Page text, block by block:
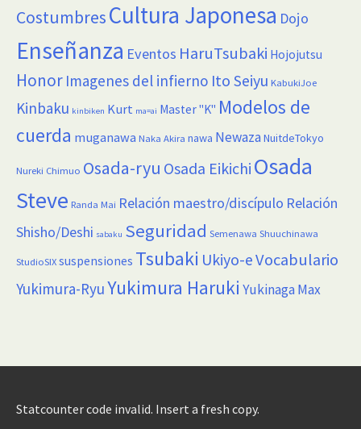
CostumbresCultura Japonesa Dojo
Enseñanza Eventos HaruTsubaki Hojojutsu
Honor Imagenes del infierno Ito Seiyu KabukiJoe
Kinbaku kinbiken Kurt ma=ai Master "K" Modelos de
cuerda muganawa Naka Akira nawa NewazaNuitdeTokyo
Nureki Chimuo Osada-ryu Osada Eikichi Osada
Steve Randa Mai Relación maestro/discípulo Relación
Shisho/Deshi sabaku Seguridad Semenawa Shuuchinawa
StudioSIX suspensiones Tsubaki Ukiyo-eVocabulario
Yukimura-RyuYukimura Haruki Yukinaga Max
Statcounter code invalid. Insert a fresh copy.